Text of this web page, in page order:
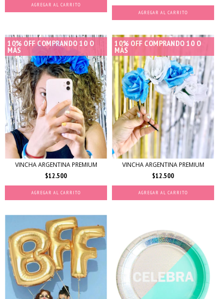
AGREGAR AL CARRITO
10% OFF COMPRANDO 10 O
MÁS
VINCHA ARGENTINA PREMIUM
$12.500
10% OFF COMPRANDO 10 O
MÁS
VINCHA ARGENTINA PREMIUM
$12.500